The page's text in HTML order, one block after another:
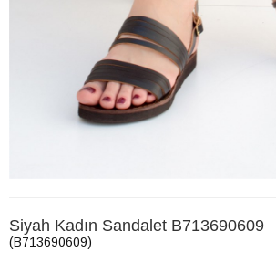
Siyah Kadın Sandalet B713690609
(B713690609)